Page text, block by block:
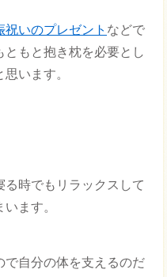
祝いのプレゼント などで
もと抱き枕を必要とし
います。
時でもリラックスして
ます。
で自分の体を支えるのだ